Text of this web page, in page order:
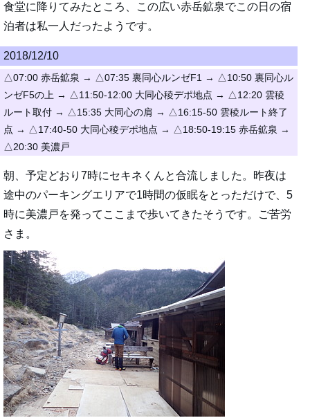
食堂に降りてみたところ、この広い赤岳鉱泉でこの日の宿
泊者は私一人だったようです。
2018/12/10
△07:00 赤岳鉱泉 → △07:35 裏同心ルンゼF1 → △10:50 裏同心ル
ンゼF5の上 → △11:50-12:00 大同心稜デポ地点 → △12:20 雲稜
ルート取付 → △15:35 大同心の肩 → △16:15-50 雲稜ルート終了
点 → △17:40-50 大同心稜デポ地点 → △18:50-19:15 赤岳鉱泉 →
△20:30 美濃戸
朝、予定どおり7時にセキネくんと合流しました。昨夜は
途中のパーキングエリアで1時間の仮眠をとっただけで、5
時に美濃戸を発ってここまで歩いてきたそうです。ご苦労
さま。